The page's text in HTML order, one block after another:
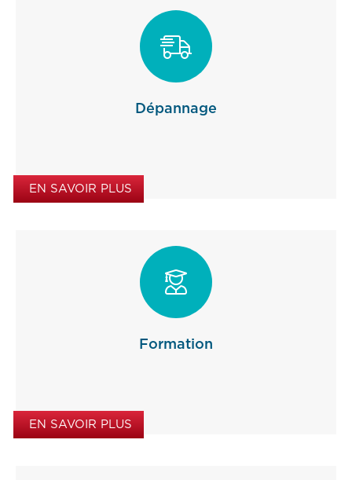

Dépannage
EN SAVOIR PLUS

Formation
EN SAVOIR PLUS